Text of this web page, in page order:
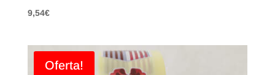
9,54€
Oferta!